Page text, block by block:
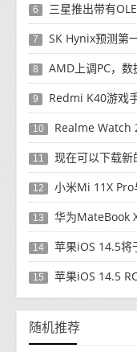
6 三星推出带有OLED显示屏
7 SK Hynix预测第一
8 AMD上调PC，
9 Redmi K40游戏
10 Realme Watch
11 现在可以下载
12 小米Mi 11X
13 华为MateBook
14 苹果iOS 14.5将
15 苹果iOS 14.5
随机推荐